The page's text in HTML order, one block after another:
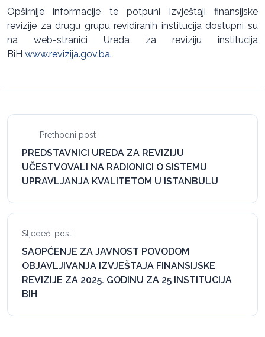
Opširnije informacije te potpuni izvještaji finansijske
revizije za drugu grupu revidiranih institucija dostupni su
na web-stranici Ureda za reviziju institucija
BiH www.revizija.gov.ba.
Prethodni post
PREDSTAVNICI UREDA ZA REVIZIJU
UČESTVOVALI NA RADIONICI O SISTEMU
UPRAVLJANJA KVALITETOM U ISTANBULU
Sljedeći post
SAOPĆENJE ZA JAVNOST POVODOM
OBJAVLJIVANJA IZVJEŠTAJA FINANSIJSKE
REVIZIJE ZA 2025. GODINU ZA 25 INSTITUCIJA
BIH